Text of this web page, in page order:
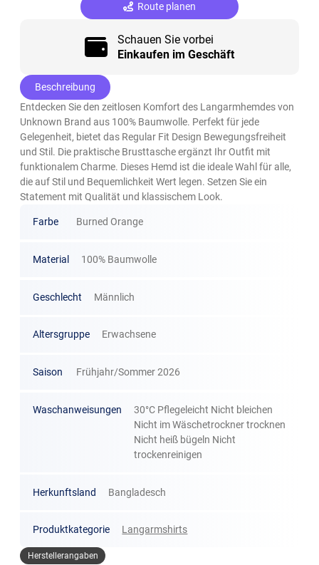
Route planen
Schauen Sie vorbei
Einkaufen im Geschäft
Beschreibung
Entdecken Sie den zeitlosen Komfort des Langarmhemdes von
Unknown Brand aus 100% Baumwolle. Perfekt für jede
Gelegenheit, bietet das Regular Fit Design Bewegungsfreiheit
und Stil. Die praktische Brusttasche ergänzt Ihr Outfit mit
funktionalem Charme. Dieses Hemd ist die ideale Wahl für alle,
die auf Stil und Bequemlichkeit Wert legen. Setzen Sie ein
Statement mit Qualität und klassischem Look.
Farbe Burned Orange
Material 100% Baumwolle
Geschlecht Männlich
Altersgruppe Erwachsene
Saison Frühjahr/Sommer 2026
Waschanweisungen
30°C Pflegeleicht Nicht bleichen
Nicht im Wäschetrockner trocknen
Nicht heiß bügeln Nicht
trockenreinigen
Herkunftsland Bangladesch
Produktkategorie Langarmshirts
Herstellerangaben